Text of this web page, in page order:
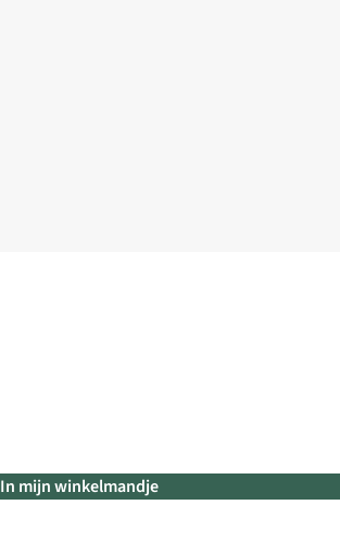
In mijn winkelmandje